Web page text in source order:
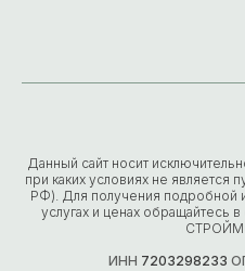
Данный сайт носит
при каких условиях не является
РФ). Для получения подробной
услугах и ценах обращайтесь
ИНН 7203298233